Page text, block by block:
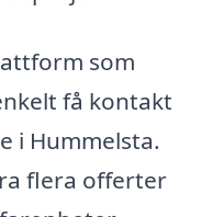
som
få kontakt
i Hummelsta.
flera offerter